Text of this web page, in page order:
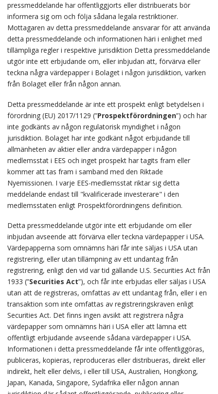
pressmeddelande har offentliggjorts eller distribuerats bör
informera sig om och följa sådana legala restriktioner.
Mottagaren av detta pressmeddelande ansvarar för att använda
detta pressmeddelande och informationen häri i enlighet med
tillämpliga regler i respektive jurisdiktion Detta pressmeddelande
utgör inte ett erbjudande om, eller inbjudan att, förvärva eller
teckna några värdepapper i Bolaget i någon jurisdiktion, varken
från Bolaget eller från någon annan.
Detta pressmeddelande är inte ett prospekt enligt betydelsen i
förordning (EU) 2017/1129 (”Prospektförordningen”) och har
inte godkänts av någon regulatorisk myndighet i någon
jurisdiktion. Bolaget har inte godkänt något erbjudande till
allmänheten av aktier eller andra värdepapper i någon
medlemsstat i EES och inget prospekt har tagits fram eller
kommer att tas fram i samband med den Riktade
Nyemissionen. I varje EES-medlemsstat riktar sig detta
meddelande endast till "kvalificerade investerare" i den
medlemsstaten enligt Prospektförordningens definition.
Detta pressmeddelande utgör inte ett erbjudande om eller
inbjudan avseende att förvärva eller teckna värdepapper i USA.
Värdepapperna som omnämns häri får inte säljas i USA utan
registrering, eller utan tillämpning av ett undantag från
registrering, enligt den vid var tid gällande U.S. Securities Act från
1933 (”Securities Act”), och får inte erbjudas eller säljas i USA
utan att de registreras, omfattas av ett undantag från, eller i en
transaktion som inte omfattas av registreringskraven enligt
Securities Act. Det finns ingen avsikt att registrera några
värdepapper som omnämns häri i USA eller att lämna ett
offentligt erbjudande avseende sådana värdepapper i USA.
Informationen i detta pressmeddelande får inte offentliggöras,
publiceras, kopieras, reproduceras eller distribueras, direkt eller
indirekt, helt eller delvis, i eller till USA, Australien, Hongkong,
Japan, Kanada, Singapore, Sydafrika eller någon annan